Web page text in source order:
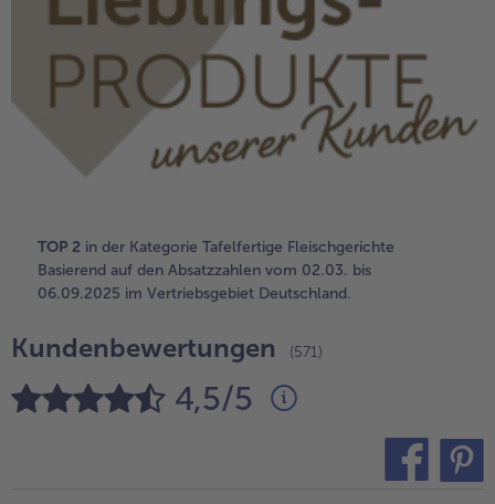
alle Brot & Brötchen
Kuchen & Torten
alle Kuchen & Torten
Süßspeisen
alle Süßspeisen
Wein & Spirituosen
alle Wein & Spirituosen
Küchenutensilien
alle Küchenutensilien
alle Für die Heißluftfritteuse
bofrost*free
alle bofrost*free
bofrost*high Protein
alle bofrost*high Protein
TOP 2 in der Kategorie Tafelfertige Fleischgerichte
Basierend auf den Absatzzahlen vom 02.03. bis
06.09.2025 im Vertriebsgebiet Deutschland.
Kundenbewertungen (571)
4,5/5